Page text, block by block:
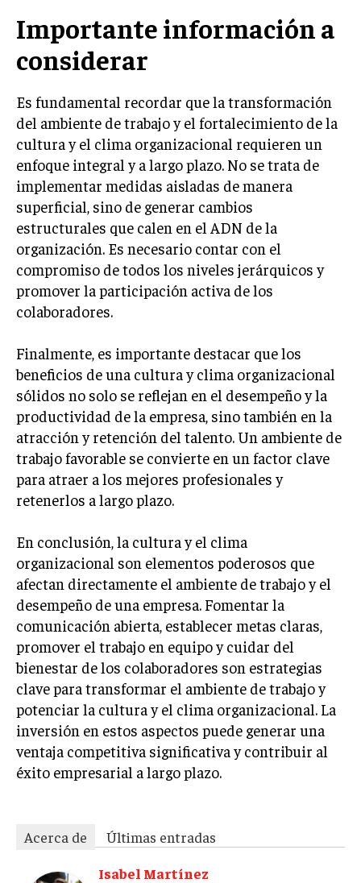
SOCIAL
BLOG
Acerca de Últimas entradas
Isabel Martínez
Hola, soy Isabel Martínez. Enfocada en la gestión
de talento, me encanta resaltar historias de éxito
personal y profesional. Me fascina la jardinería,
encontrando similitudes entre el cultivo de las
plantas y el desarrollo del talento humano.
Aparece en periódicos digitales y domina los buscadores,
Infórmate aquí.
Importante información a
considerar
Es fundamental recordar que la transformación
del ambiente de trabajo y el fortalecimiento de la
cultura y el clima organizacional requieren un
enfoque integral y a largo plazo. No se trata de
implementar medidas aisladas de manera
superficial, sino de generar cambios
estructurales que calen en el ADN de la
organización. Es necesario contar con el
compromiso de todos los niveles jerárquicos y
promover la participación activa de los
colaboradores.
Finalmente, es importante destacar que los
beneficios de una cultura y clima organizacional
sólidos no solo se reflejan en el desempeño y la
productividad de la empresa, sino también en la
atracción y retención del talento. Un ambiente de
trabajo favorable se convierte en un factor clave
para atraer a los mejores profesionales y
retenerlos a largo plazo.
En conclusión, la cultura y el clima
organizacional son elementos poderosos que
afectan directamente el ambiente de trabajo y el
desempeño de una empresa. Fomentar la
comunicación abierta, establecer metas claras,
promover el trabajo en equipo y cuidar del
bienestar de los colaboradores son estrategias
clave para transformar el ambiente de trabajo y
potenciar la cultura y el clima organizacional. La
inversión en estos aspectos puede generar una
ventaja competitiva significativa y contribuir al
éxito empresarial a largo plazo.
Acerca de
Últimas entradas
Isabel Martínez